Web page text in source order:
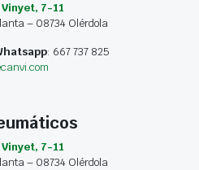
7-11
– 08734 Olérdola
: 667 737 825
7-11
– 08734 Olérdola